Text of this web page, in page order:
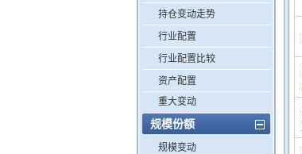
持仓变动走势
行业配置
行业配置比较
资产配置
重大变动
规模份额
规模变动